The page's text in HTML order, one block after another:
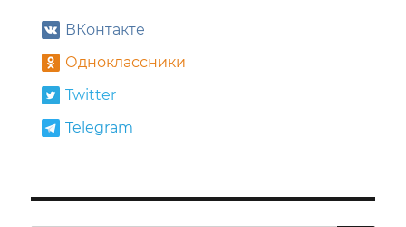
ВКонтакте
Одноклассники
Twitter
Telegram